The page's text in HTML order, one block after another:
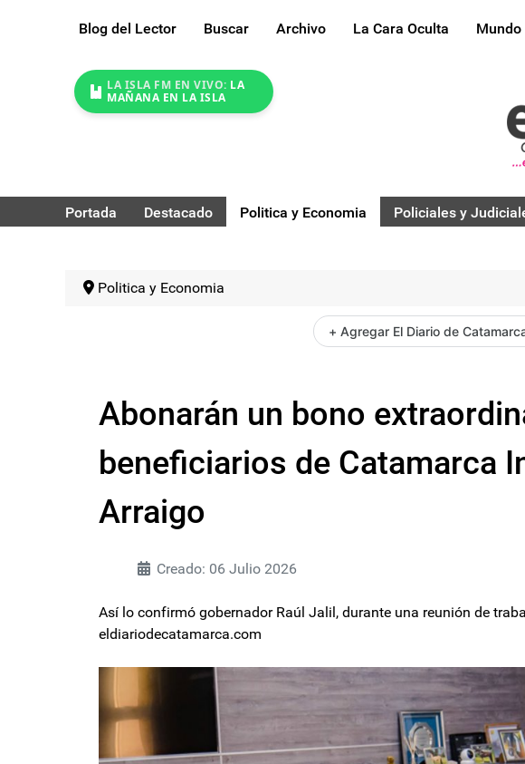
Blog del Lector Buscar Archivo La Cara Oculta Mundo
LA ISLA FM EN VIVO: LA
MAÑANA EN LA ISLA
Portada Destacado Politica y Economia Policiales y
Politica y Economia
+ Agregar El Diario de
Abonarán un bono
beneficiarios de Catamarca
Arraigo
Creado: 06 Julio 2026
Así lo confirmó gobernador Raúl Jalil, durante una reunión de
eldiariodecatamarca.com